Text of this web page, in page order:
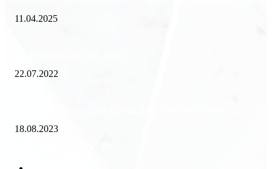
11.04.2025
22.07.2022
18.08.2023